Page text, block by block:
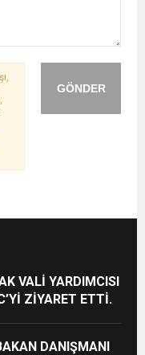
GÖNDER
VALİ YARDIMCISI
ZİYARET ETTİ.
DANIŞMANI